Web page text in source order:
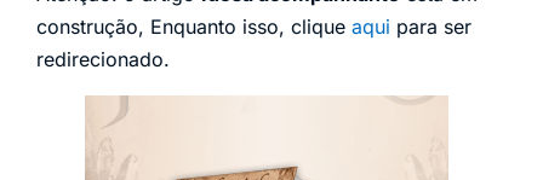
construção, Enquanto isso, clique aqui para ser
redirecionado.